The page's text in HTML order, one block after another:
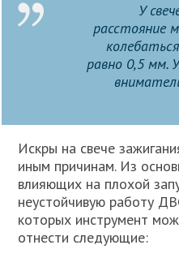
У
расстояние
равно 0,5 мм.
Искры на свече
иным причинам. Из
влияющих на плохой
неустойчивую работу
которых инструмент
отнести следующие: